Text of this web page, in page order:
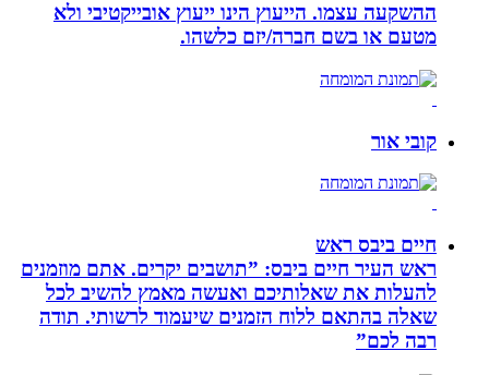
ההשקעה עצמו. הייעוץ הינו ייעוץ אובייקטיבי ולא
מטעם או בשם חברה/יזם כלשהו.
קובי אור
חיים ביבס ראש
ראש העיר חיים ביבס: ”תושבים יקרים. אתם מוזמנים
להעלות את שאלותיכם ואעשה מאמץ להשיב לכל
שאלה בהתאם ללוח הזמנים שיעמוד לרשותי. תודה
רבה לכם”